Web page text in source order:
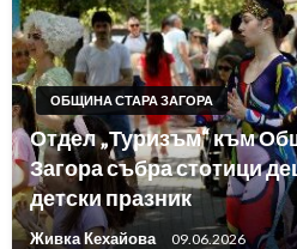
ОБЩИНА СТАРА ЗАГОРА
Отдел „Туризъм“ към
Загора събра стотици
детски празник
Живка Кехайова 09.06.2026